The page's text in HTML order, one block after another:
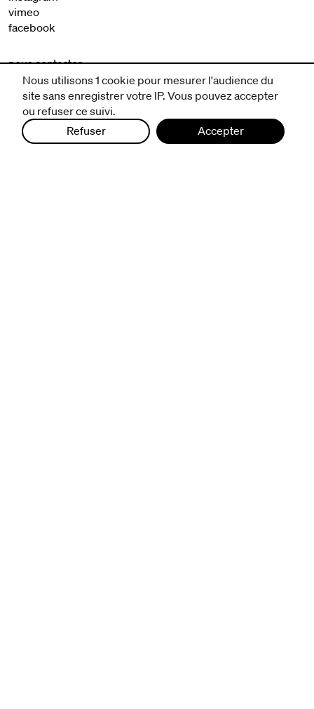
vimeo
facebook
nous contacter
mentions légales et CGV
politique de protection des données
Nous utilisons 1 cookie pour mesurer l'audience du
site sans enregistrer votre IP. Vous pouvez accepter
ou refuser ce suivi.
Refuser
Accepter